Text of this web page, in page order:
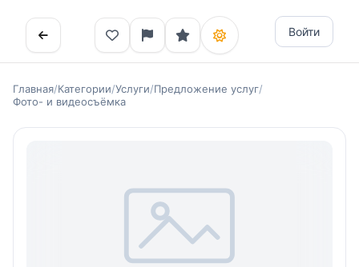
Войти
Главная/Категории/Услуги/Предложение услуг/
Фото- и видеосъёмка